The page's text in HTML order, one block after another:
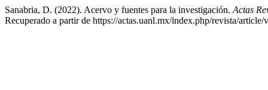
Sanabria, D. (2022). Acervo y fuentes para la investigación. Actas
Recuperado a partir de https://actas.uanl.mx/index.php/revista/article/